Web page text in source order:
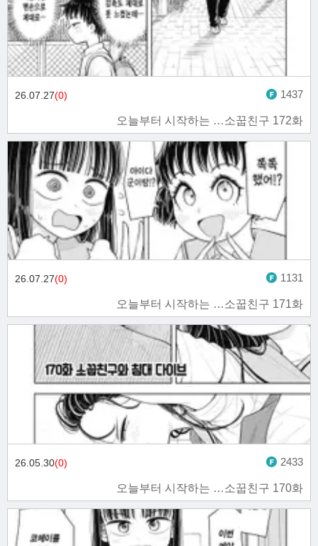
오늘부터 시작하는 …소꿉친구 172화
26.07.27(0) 1437
오늘부터 시작하는 …소꿉친구 171화
26.07.27(0) 1131
오늘부터 시작하는 …소꿉친구 170화
26.05.30(0) 2433